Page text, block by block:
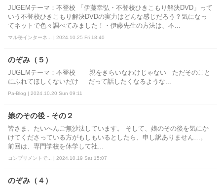
JUGEMテーマ：不登校 「伊藤幸弘・不登校ひきこもり解決DVD」って
いう不登校ひきこもり解決DVDの実力はどんな感じだろう？気になっ
てネットで色々調べてみました！・伊藤先生の方法は、不...
マル秘インターネ... | 2024.10.25 Fri 18:40
のぞみ（５）
JUGEMテーマ：不登校 親をきらいなわけじゃない ただそのこと
にふれてほしくないだけ だって話したくなるような...
Pa-Blog | 2024.10.20 Sun 09:11
娘のその後 - その２
皆さま、たいへんご無沙汰しています。 そして、娘のその後を気にか
けてくださっている方がもしもいるとしたら、申し訳ありません…。
前回は、専門学校を休学して社...
コンプリメントで... | 2024.10.19 Sat 15:07
のぞみ（４）